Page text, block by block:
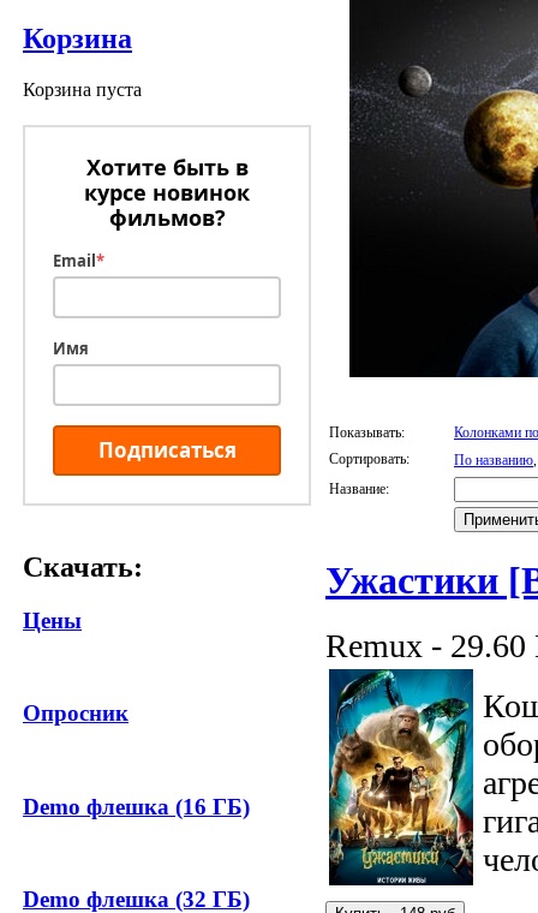
Корзина
Корзина пуста
Хотите быть в
курсе новинок
фильмов?
Email*
Имя
Подписаться
Скачать:
Цены
Опросник
Demo флешка (16 ГБ)
Demo флешка (32 ГБ)
Показывать:
Колонками
Сортировать:
По названию
Название:
Ужастики
Remux - 29.60